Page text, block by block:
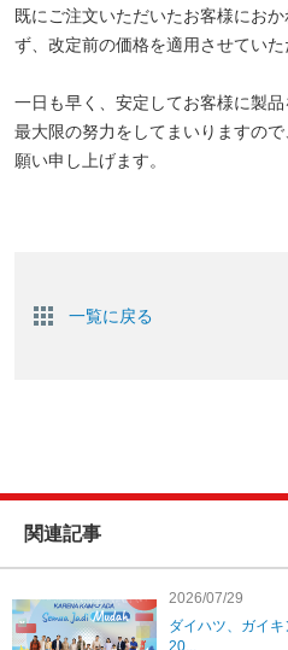
既にご注文いただいたお客様にお
ず、改定前の価格を適用させていた
一日も早く、安定してお客様に製
最大限の努力をしてまいりますの
願い申し上げます。
一覧に戻る
関連記事
2026/07/29
ダイハツ、ガイ
20...